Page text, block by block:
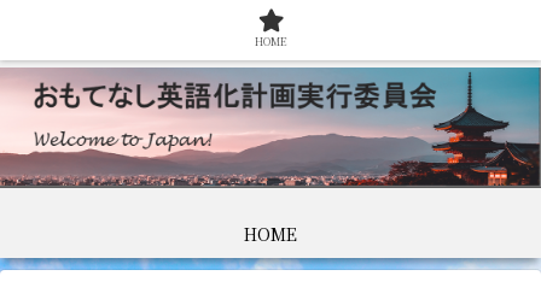
HOME
HOME